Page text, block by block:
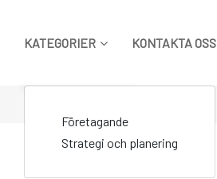
KATEGORIER
Företagande
Strategi och planering
KONTAKTA OSS